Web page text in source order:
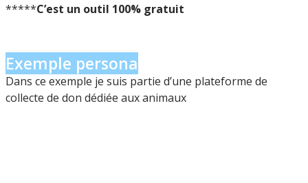
*****C’est un outil 100% gratuit
Exemple persona
Dans ce exemple je suis partie d’une plateforme de
collecte de don dédiée aux animaux